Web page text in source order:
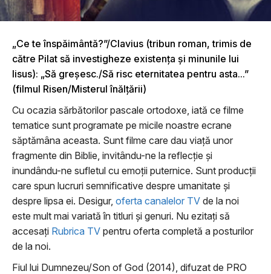
„Ce te înspăimântă?”/Clavius (tribun roman, trimis de
către Pilat să investigheze existența și minunile lui
Iisus): „Să greșesc./Să risc eternitatea pentru asta...”
(filmul Risen/Misterul înălţării)
Cu ocazia sărbătorilor pascale ortodoxe, iată ce filme
tematice sunt programate pe micile noastre ecrane
săptămâna aceasta. Sunt filme care dau viață unor
fragmente din Biblie, invitându-ne la reflecție și
inundându-ne sufletul cu emoții puternice. Sunt producții
care spun lucruri semnificative despre umanitate și
despre lipsa ei. Desigur, oferta canalelor TV de la noi
este mult mai variată în titluri și genuri. Nu ezitați să
accesați Rubrica TV pentru oferta completă a posturilor
de la noi.
Fiul lui Dumnezeu/Son of God (2014), difuzat de PRO